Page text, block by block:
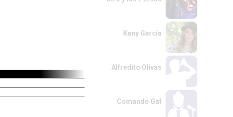
Kany García
Alfredito Olivas
Comando Gaf